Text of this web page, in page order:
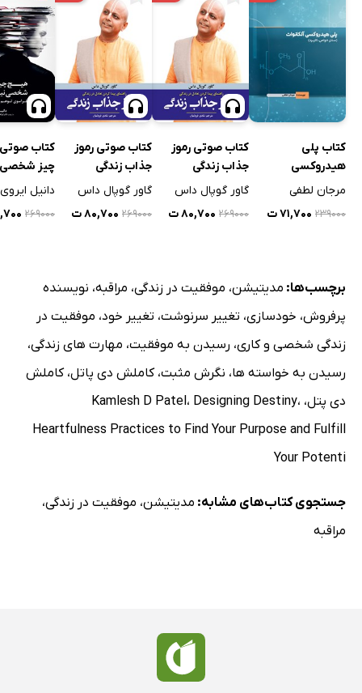
سطح ارتعاش به هنگام مرگ
سطح ارتعاش در هنگام انعقاد نطفه
سطح ارتعاش و مراقبه
علاقه‌مند باشید.
کتاب پلی
هیدروکسی
آلکانوات
مرجان لطفی
۲۳۹۰۰۰ ۷۱,۷۰۰ ت
کتاب صوتی رموز
جذاب زندگی
گاور گوپال داس
۲۶۹۰۰۰ ۸۰,۷۰۰ ت
کتاب صوتی رموز
جذاب زندگی
گاور گوپال داس
۲۶۹۰۰۰ ۸۰,۷۰۰ ت
کتاب
چیز
دانیل ایروی
۲۶۹۰۰۰
برچسب‌ها: مدیتیشن، موفقیت در زندگی، مراقبه، نویسنده
پرفروش، خودسازی، تغییر سرنوشت، تغییر خود، موفقیت در
زندگی شخصی و کاری، رسیدن به موفقیت، مهارت های زندگی،
رسیدن به خواسته ها، نگرش مثبت،کاملش دی پاتل،کاملش
دی پتل، Kamlesh D Patel، ‭Designing Destiny،
Heartfulness Practices to Find Your Purpose and Fulfill
Your Potenti
جستجوی کتاب‌های مشابه: مدیتیشن، موفقیت در زندگی،
مراقبه